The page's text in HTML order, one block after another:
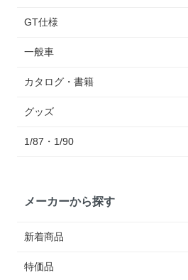
GT仕様
一般車
カタログ・書籍
グッズ
1/87・1/90
メーカーから探す
新着商品
特価品